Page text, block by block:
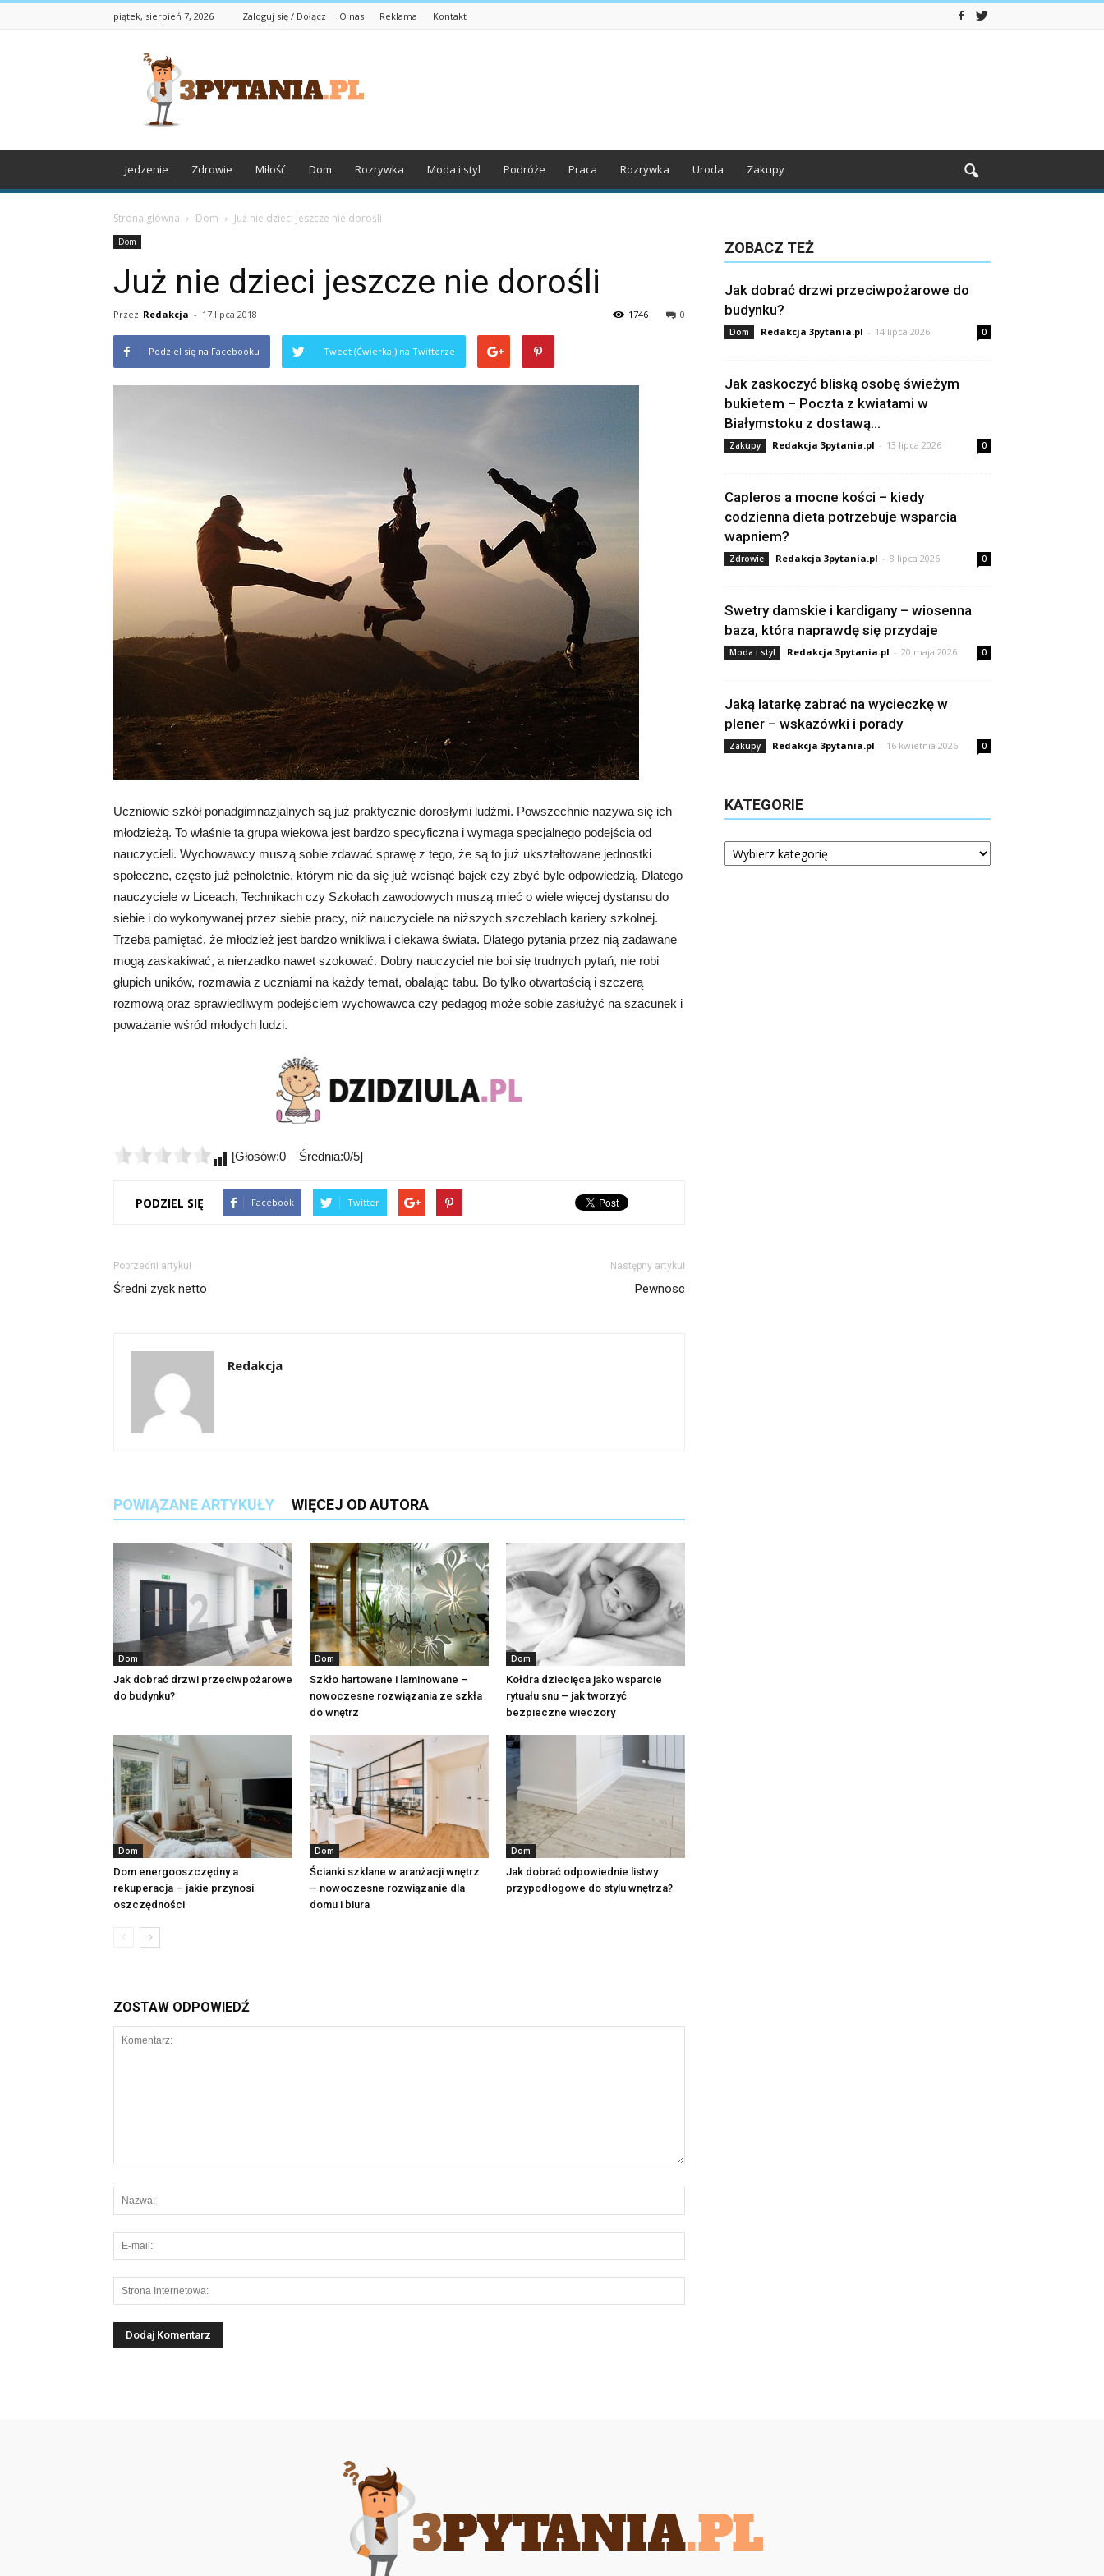
piątek, sierpień 7, 2026 Zaloguj się / Dołącz O nas Reklama Kontakt
3pytania.pl
Jedzenie Zdrowie Miłość Dom Rozrywka Moda i styl Podróże Praca Rozrywka Uroda Zakupy
Strona główna Dom Już nie dzieci jeszcze nie dorośli
Dom
Już nie dzieci jeszcze nie dorośli
Przez Redakcja - 17 lipca 2018 0
1746
Podziel się na Facebooku Tweet (Ćwierkaj) na Twitterze
Uczniowie szkół ponadgimnazjalnych są już praktycznie dorosłymi ludźmi. Powszechnie nazywa się ich
młodzieżą. To właśnie ta grupa wiekowa jest bardzo specyficzna i wymaga specjalnego podejścia od
nauczycieli. Wychowawcy muszą sobie zdawać sprawę z tego, że są to już ukształtowane jednostki
społeczne, często już pełnoletnie, którym nie da się już wcisnąć bajek czy zbyć byle odpowiedzią. Dlatego
nauczyciele w Liceach, Technikach czy Szkołach zawodowych muszą mieć o wiele więcej dystansu do
siebie i do wykonywanej przez siebie pracy, niż nauczyciele na niższych szczeblach kariery szkolnej.
Trzeba pamiętać, że młodzież jest bardzo wnikliwa i ciekawa świata. Dlatego pytania przez nią zadawane
mogą zaskakiwać, a nierzadko nawet szokować. Dobry nauczyciel nie boi się trudnych pytań, nie robi
głupich uników, rozmawia z uczniami na każdy temat, obalając tabu. Bo tylko otwartością i szczerą
rozmową oraz sprawiedliwym podejściem wychowawca czy pedagog może sobie zasłużyć na szacunek i
poważanie wśród młodych ludzi.
[Głosów:0 Średnia:0/5]
PODZIEL SIĘ Facebook Twitter
Poprzedni artykuł
Średni zysk netto
Następny artykuł
Pewnosc
Redakcja
POWIĄZANE ARTYKUŁY WIĘCEJ OD AUTORA
Dom
Jak dobrać drzwi przeciwpożarowe
do budynku?
Dom
Szkło hartowane i laminowane –
nowoczesne rozwiązania ze szkła
do wnętrz
Dom
Kołdra dziecięca jako wsparcie
rytuału snu – jak tworzyć
bezpieczne wieczory
Dom
Dom energooszczędny a
rekuperacja – jakie przynosi
oszczędności
Dom
Ścianki szklane w aranżacji wnętrz
– nowoczesne rozwiązanie dla
domu i biura
Dom
Jak dobrać odpowiednie listwy
przypodłogowe do stylu wnętrza?
ZOSTAW ODPOWIEDŹ
ZOBACZ TEŻ
Jak dobrać drzwi przeciwpożarowe do
budynku?
Dom Redakcja 3pytania.pl - 14 lipca 2026 0
Jak zaskoczyć bliską osobę świeżym
bukietem – Poczta z kwiatami w
Białymstoku z dostawą...
Zakupy Redakcja 3pytania.pl - 13 lipca 2026 0
Capleros a mocne kości – kiedy
codzienna dieta potrzebuje wsparcia
wapniem?
Zdrowie Redakcja 3pytania.pl - 8 lipca 2026 0
Swetry damskie i kardigany – wiosenna
baza, która naprawdę się przydaje
Moda i styl Redakcja 3pytania.pl - 20 maja 2026 0
Jaką latarkę zabrać na wycieczkę w
plener – wskazówki i porady
Zakupy Redakcja 3pytania.pl - 16 kwietnia 2026 0
KATEGORIE
Kategorie